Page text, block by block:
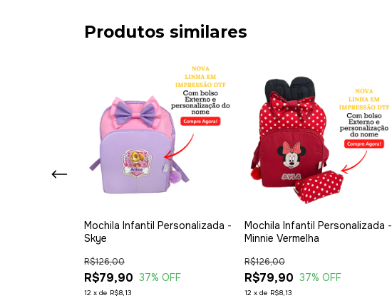
Produtos similares
Mochila Infantil Personalizada -
Skye
R$79,90
R$126,00
37% OFF
12 x de R$8,13
Mochila Infantil Personalizada -
Minnie Vermelha
R$79,90
R$126,00
37% OFF
12 x de R$8,13